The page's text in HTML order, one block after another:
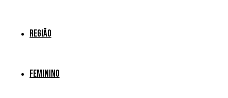
Região
Feminino